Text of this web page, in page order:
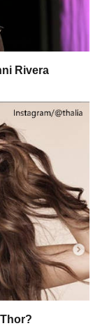
Rivera